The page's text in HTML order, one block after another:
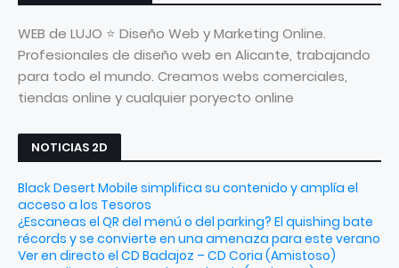
WEB de LUJO ⭐ Diseño Web y Marketing Online.
Profesionales de diseño web en Alicante, trabajando
para todo el mundo. Creamos webs comerciales,
tiendas online y cualquier poryecto online
NOTICIAS 2D
Black Desert Mobile simplifica su contenido y amplía el
acceso a los Tesoros
¿Escaneas el QR del menú o del parking? El quishing bate
récords y se convierte en una amenaza para este verano
Ver en directo el CD Badajoz – CD Coria (Amistoso)